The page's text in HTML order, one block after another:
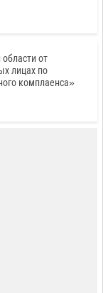
от
лицах по
комплаенса»